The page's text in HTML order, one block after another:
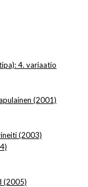
4. variaatio
(2001)
(2003)
(2005)